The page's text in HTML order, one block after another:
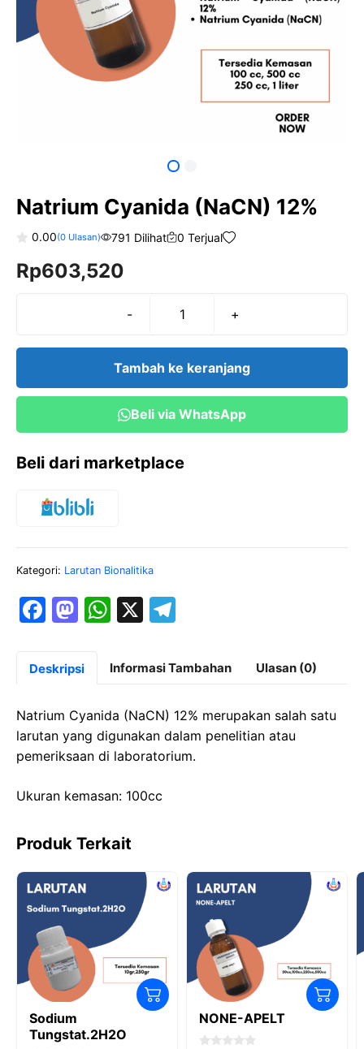
Natrium Cyanida (NaCN) 12%
o
u
0.00(0Ulasan) 791 Dilihat 0 Terjual
Rp603,520
-
Kuantitas
Cyanida
+
Tambah ke keranjang
Beli via WhatsApp
Beli dari marketplace
Kategori: Larutan Bionalitika
F
c
b
o
o
k
M
st
d
o
n
W
at
s
A
p
p
X
e
gr
a
m
Deskripsi Informasi Tambahan Ulasan (0)
Natrium Cyanida (NaCN) 12% merupakan salah satu
larutan yang digunakan dalam penelitian atau
pemeriksaan di laboratorium.
Ukuran kemasan: 100cc
Produk Terkait
Sodium
Tungstat.2H2O
NONE-APELT